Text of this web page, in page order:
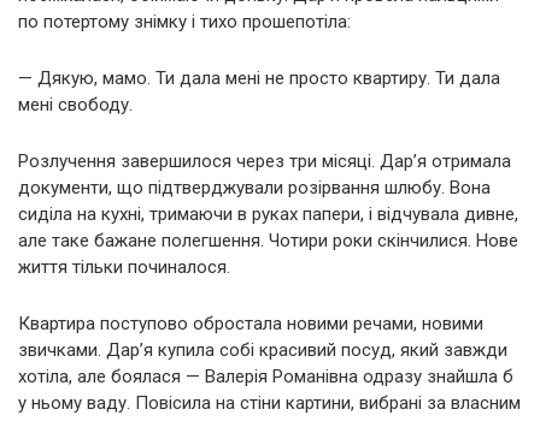
по потертому знімку і тихо прошепотіла:
— Дякую, мамо. Ти дала мені не просто квартиру. Ти дала
мені свободу.
Розлучення завершилося через три місяці. Дар’я отримала
документи, що підтверджували розірвання шлюбу. Вона
сиділа на кухні, тримаючи в руках папери, і відчувала дивне,
але таке бажане полегшення. Чотири роки скінчилися. Нове
життя тільки починалося.
Квартира поступово обростала новими речами, новими
звичками. Дар’я купила собі красивий посуд, який завжди
хотіла, але боялася — Валерія Романівна одразу знайшла б
у ньому ваду. Повісила на стіни картини, вибрані за власним